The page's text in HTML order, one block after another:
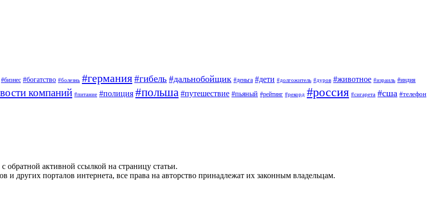
#бизнес #богатство #болезнь #германия#гибель #дальнобойщик #деньга #дети #долгожитель #дуров #животное #израиль #индия
компаний #питание #полиция #польша #путешествие #пьяный #рейтинг #рекорд #россия #сигарета #сша #телефон
обратной активной ссылкой на страницу статьи.
других порталов интернета, все права на авторство принадлежат их законным владельцам.